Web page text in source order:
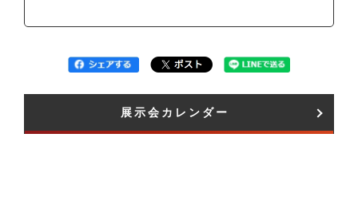
展示会カレンダー​